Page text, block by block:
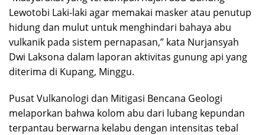
Lewotobi Laki-laki agar memakai masker atau penutup
hidung dan mulut untuk menghindari bahaya abu
vulkanik pada sistem pernapasan,” kata Nurjansyah
Dwi Laksona dalam laporan aktivitas gunung api yang
diterima di Kupang, Minggu.
Pusat Vulkanologi dan Mitigasi Bencana Geologi
melaporkan bahwa kolom abu dari lubang kepundan
terpantau berwarna kelabu dengan intensitas tebal